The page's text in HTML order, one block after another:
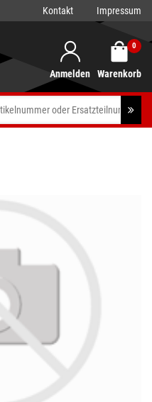
Kontakt Impressum
Anmelden
0
Warenkorb